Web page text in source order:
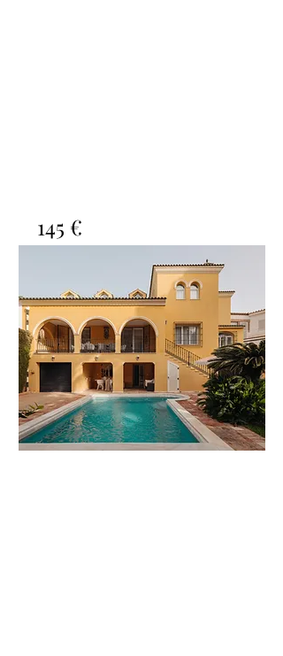
145 €
Casa Almona
Bed
2
Bath
1
Floors
70m2